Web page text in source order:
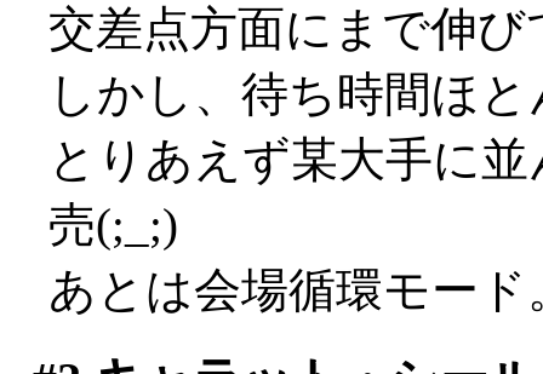
交差点方面にまで伸
しかし、待ち時間ほ
とりあえず某大手に
売(;_;)
あとは会場循環モード